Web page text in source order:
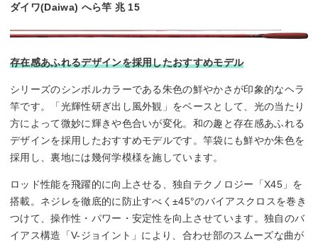
ダイワ(Daiwa) へら竿 兆 15
存在感あふれるデザインを採用したおすすめモデル
シリーズのシンボルカラーである朱色の鮮やかさが印象的なヘラ
竿です。「光輝性研ぎ出し風外観」をベースとして、光の当たり
方によって微妙に輝きや色合いが変化。和の趣と存在感あふれる
デザインを採用したおすすめモデルです。竿袋にも鮮やか朱色を
採用し、裏地には幾何学模様を施しています。
ロッド性能を飛躍的に向上させる、独自テクノロジー「X45」を
搭載。ネジレを徹底的に防止すべく±45°のバイアスクロスを巻き
つけて、操作性・パワー・安定性を向上させています。独自のバ
イアス構造「V-ジョイント」により、合わせ部のスムーズな曲が